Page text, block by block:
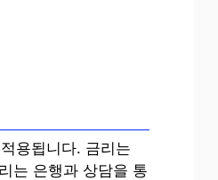
용됩니다. 금리는
는 은행과 상담을 통